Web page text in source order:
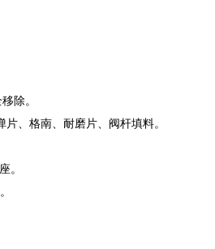
除。
、格南、耐磨片、阀杆填料。
。